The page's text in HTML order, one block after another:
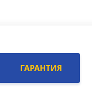
ГАРАНТИЯ